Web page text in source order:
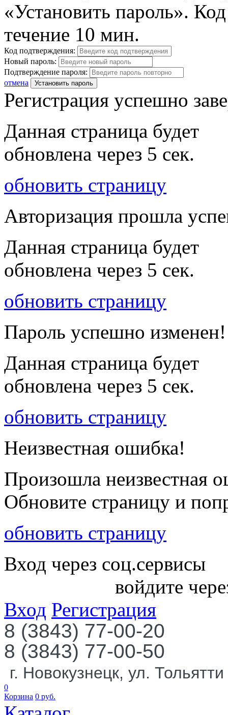
«Установить пароль».
течение 10 мин.
Код подтверждения:
Новый пароль:
Подтверждение пароля:
отмена
Установить пароль
Регистрация успешно
Данная страница будет
обновлена через 5 сек.
обновить страницу
Авторизация прошла
Данная страница будет
обновлена через 5 сек.
обновить страницу
Пароль успешно изменен!
Данная страница будет
обновлена через 5 сек.
обновить страницу
Неизвестная ошибка!
Произошла неизвестная
Обновите страницу и
обновить страницу
Вход через соц.сервисы
войдите
Вход Регистрация
8 (3843) 77-00-20
8 (3843) 77-00-50
г. Новокузнецк, ул.
0
Корзина 0 руб.